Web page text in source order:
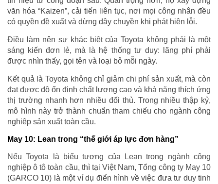
văn hóa “Kaizen”, cải tiến liên tục, nơi mọi công nhân đều
có quyền đề xuất và dừng dây chuyền khi phát hiện lỗi.
Điều làm nên sự khác biệt của Toyota không phải là một
sáng kiến đơn lẻ, mà là hệ thống tư duy: lãng phí phải
được nhìn thấy, gọi tên và loại bỏ mỗi ngày.
Kết quả là Toyota không chỉ giảm chi phí sản xuất, mà còn
đạt được độ ổn định chất lượng cao và khả năng thích ứng
thị trường nhanh hơn nhiều đối thủ. Trong nhiều thập kỷ,
mô hình này trở thành chuẩn tham chiếu cho ngành công
nghiệp sản xuất toàn cầu.
May 10: Lean trong “thế giới áp lực đơn hàng”
Nếu Toyota là biểu tượng của Lean trong ngành công
nghiệp ô tô toàn cầu, thì tại Việt Nam, Tổng công ty May 10
(GARCO 10) là một ví dụ điển hình về việc đưa tư duy tinh